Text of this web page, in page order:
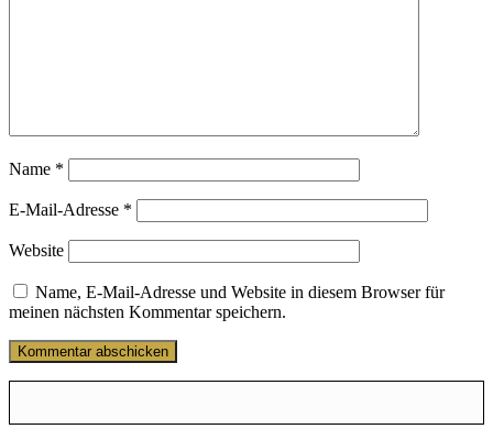
Name *
E-Mail-Adresse *
Website
Name, E-Mail-Adresse und Website in diesem Browser für
meinen nächsten Kommentar speichern.